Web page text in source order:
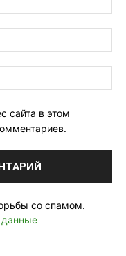
сайта в этом
со спамом.
данные